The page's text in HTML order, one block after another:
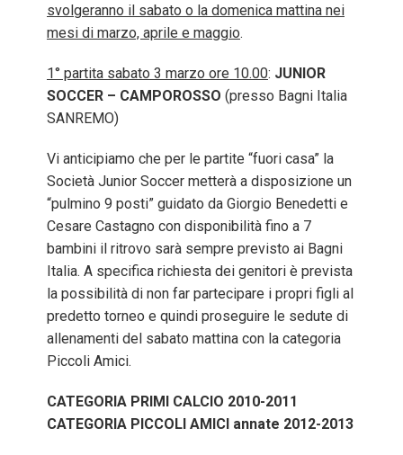
svolgeranno il sabato o la domenica mattina nei
mesi di marzo, aprile e maggio.
1° partita sabato 3 marzo ore 10.00: JUNIOR
SOCCER – CAMPOROSSO (presso Bagni Italia
SANREMO)
Vi anticipiamo che per le partite “fuori casa” la
Società Junior Soccer metterà a disposizione un
“pulmino 9 posti” guidato da Giorgio Benedetti e
Cesare Castagno con disponibilità fino a 7
bambini il ritrovo sarà sempre previsto ai Bagni
Italia. A specifica richiesta dei genitori è prevista
la possibilità di non far partecipare i propri figli al
predetto torneo e quindi proseguire le sedute di
allenamenti del sabato mattina con la categoria
Piccoli Amici.
CATEGORIA PRIMI CALCIO 2010-2011
CATEGORIA PICCOLI AMICI annate 2012-2013